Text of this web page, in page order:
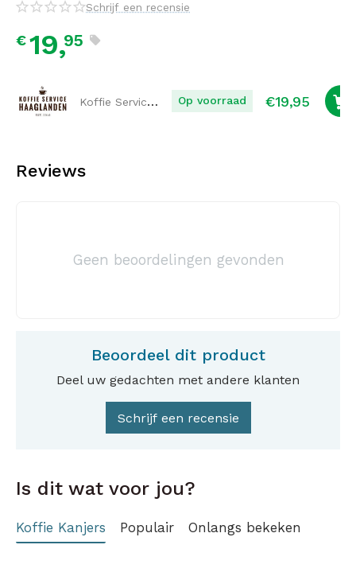
Schrijf een recensie
€ 19,95
Koffie Service Haaglanden Op voorraad €19,95
Reviews
Geen beoordelingen gevonden
Beoordeel dit product
Deel uw gedachten met andere klanten
Schrijf een recensie
Is dit wat voor jou?
Koffie Kanjers Populair Onlangs bekeken